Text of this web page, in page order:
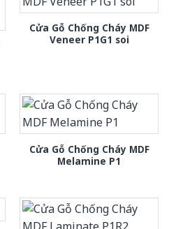
Cửa Gỗ Chống Cháy MDF
Veneer P1G1 soi
Cửa Gỗ Chống Cháy MDF
Melamine P1